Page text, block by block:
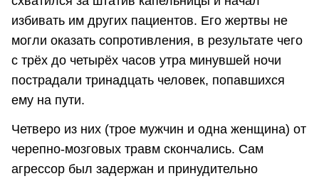
избивать им других пациентов. Его жертвы не
могли оказать сопротивления, в результате чего
с трёх до четырёх часов утра минувшей ночи
пострадали тринадцать человек, попавшихся
ему на пути.
Четверо из них (трое мужчин и одна женщина) от
черепно-мозговых травм скончались. Сам
агрессор был задержан и принудительно